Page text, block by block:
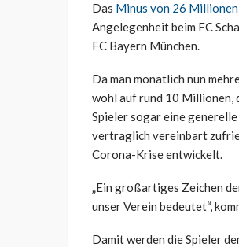
Das Minus von 26
Angelegenheit beim FC
FC Bayern München.
Da man monatlich nun
wohl auf rund 10 Millionen,
Spieler sogar eine
vertraglich vereinbart
Corona-Krise entwickelt.
„Ein großartiges Zeichen
unser Verein bedeutet“,
Damit werden die Spieler